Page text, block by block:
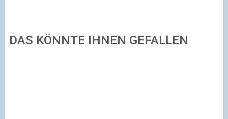
DAS KÖNNTE IHNEN GEFALLEN